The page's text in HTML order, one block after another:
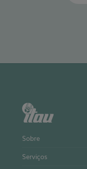
Sobre
Serviços